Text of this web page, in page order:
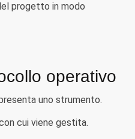
progetto in modo
operativo
uno strumento.
cui viene gestita.